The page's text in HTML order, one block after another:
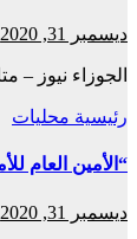
ديسمبر 31, 2020
الجوزاء نيوز –
رئيسية محليات
“الأمين العام
ديسمبر 31, 2020